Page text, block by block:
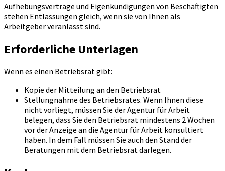
Aufhebungsverträge und Eigenkündigungen von Beschäftigten
stehen Entlassungen gleich, wenn sie von Ihnen als
Arbeitgeber veranlasst sind.
Erforderliche Unterlagen
Wenn es einen Betriebsrat gibt:
Kopie der Mitteilung an den Betriebsrat
Stellungnahme des Betriebsrates. Wenn Ihnen diese
nicht vorliegt, müssen Sie der Agentur für Arbeit
belegen, dass Sie den Betriebsrat mindestens 2 Wochen
vor der Anzeige an die Agentur für Arbeit konsultiert
haben. In dem Fall müssen Sie auch den Stand der
Beratungen mit dem Betriebsrat darlegen.